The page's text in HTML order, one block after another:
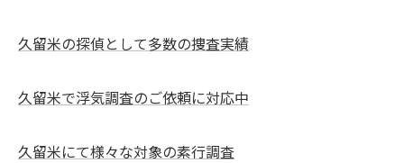
久留米の探偵として多数の捜査実績
久留米で浮気調査のご依頼に対応中
久留米にて様々な対象の素行調査